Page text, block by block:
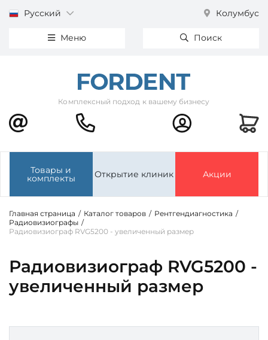
Русский Колумбус
Меню Поиск
Комплексный подход к вашему бизнесу
Товары и
комплекты Открытие клиник Акции
Главная страница / Каталог товаров / Рентгендиагностика /
Радиовизиографы /
Радиовизиограф RVG5200 - увеличенный размер
Радиовизиограф RVG5200 -
увеличенный размер